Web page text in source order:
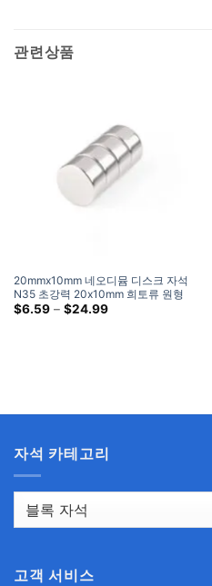
관련상품
20mmx10mm 네오디뮴 디스크 자석
N35 초강력 20x10mm 희토류 원형
초대형 자석
$6.59 – $24.99가
자석 카테고리
고객 서비스